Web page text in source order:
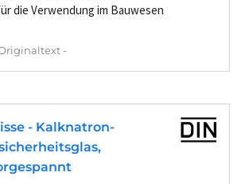
die Verwendung im Bauwesen
-
- Kalknatron-